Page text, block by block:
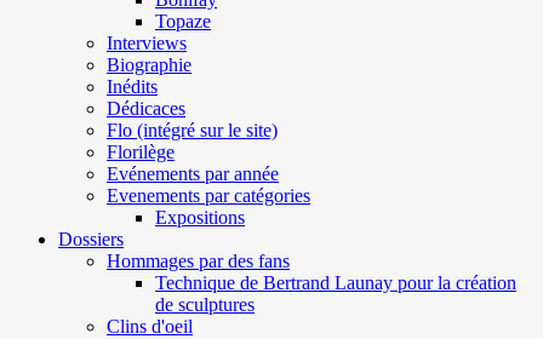
Topaze
Interviews
Biographie
Inédits
Dédicaces
Flo (intégré sur le site)
Florilège
Evénements par année
Evenements par catégories
Expositions
Dossiers
Hommages par des fans
Technique de Bertrand Launay pour la création
de sculptures
Clins d'oeil